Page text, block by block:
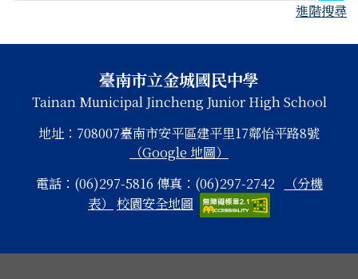
進階搜尋
頁尾區域內容臺南市立金城國民中學
Tainan Municipal Jincheng Junior High School
地址：708007臺南市安平區建平里17鄰怡平路8號
（Google 地圖）
電話：(06)297-5816 傳真：(06)297-2742
（分機
表） 校園安全地圖